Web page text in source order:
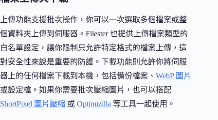
上傳功能支援批次操作，你可以一次選取多個檔案或整
個資料夾上傳到伺服器。Filester 也提供上傳檔案類型的
白名單設定，讓你限制只允許特定格式的檔案上傳，這
對安全性來說是重要的防護。下載功能則允許你將伺服
器上的任何檔案下載到本機，包括備份檔案、 WebP 圖片
或設定檔。如果你需要批次壓縮圖片，也可以搭配
ShortPixel 圖片壓縮 或 Optimizilla 等工具一起使用。